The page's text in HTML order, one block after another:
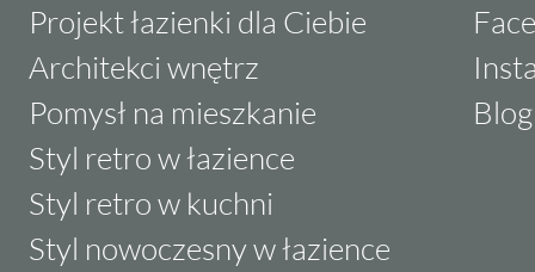
Projekt łazienki dla Ciebie
Architekci wnętrz
Pomysł na mieszkanie
Styl retro w łazience
Styl retro w kuchni
Styl nowoczesny w łazience
Blog